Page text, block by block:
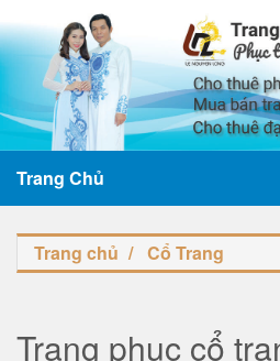
Trang Chủ
Trang chủ Cổ Trang
Trang phục cổ